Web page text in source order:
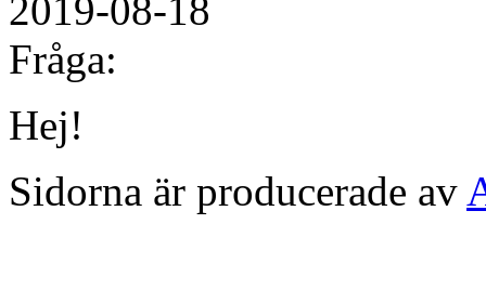
2019-08-18
Fråga:
Hej!
Sidorna är producerade av